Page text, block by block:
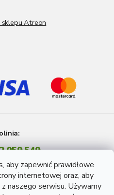
aby zapewnić prawidłowe
internetowej oraz, aby
naszego serwisu. Używamy
Atreon
059 549
8 - 15 godź.